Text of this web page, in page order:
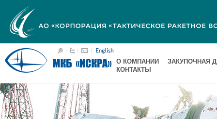
О КОМПАНИИ
ЗАКУПОЧНАЯ
КОНТАКТЫ